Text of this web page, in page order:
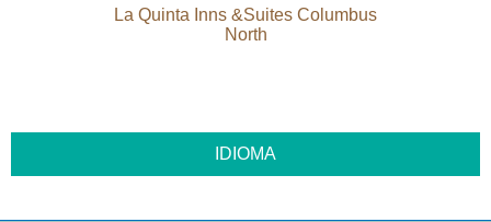
La Quinta Inns &Suites Columbus
North